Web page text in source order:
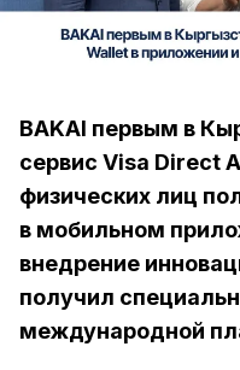
BAKAI первым в
сервис Visa Direct
физических лиц
в мобильном
внедрение
получил
международной